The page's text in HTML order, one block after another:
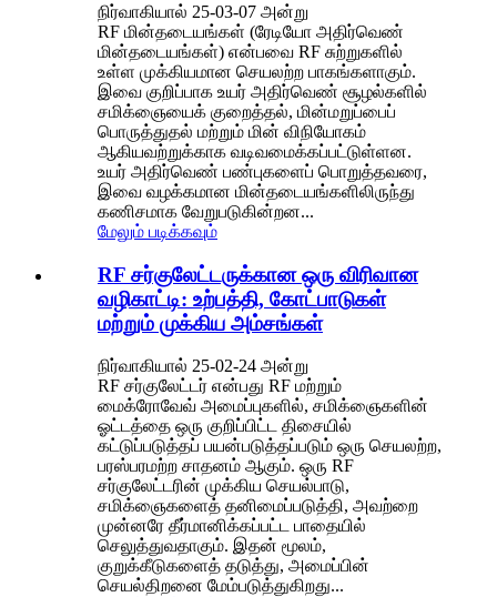
நிர்வாகியால் 25-03-07 அன்று
RF மின்தடையங்கள் (ரேடியோ அதிர்வெண்
மின்தடையங்கள்) என்பவை RF சுற்றுகளில்
உள்ள முக்கியமான செயலற்ற பாகங்களாகும்.
இவை குறிப்பாக உயர் அதிர்வெண் சூழல்களில்
சமிக்ஞையைக் குறைத்தல், மின்மறுப்பைப்
பொருத்துதல் மற்றும் மின் விநியோகம்
ஆகியவற்றுக்காக வடிவமைக்கப்பட்டுள்ளன.
உயர் அதிர்வெண் பண்புகளைப் பொறுத்தவரை,
இவை வழக்கமான மின்தடையங்களிலிருந்து
கணிசமாக வேறுபடுகின்றன...
மேலும் படிக்கவும்
RF சர்குலேட்டருக்கான ஒரு விரிவான
வழிகாட்டி: உற்பத்தி, கோட்பாடுகள்
மற்றும் முக்கிய அம்சங்கள்
நிர்வாகியால் 25-02-24 அன்று
RF சர்குலேட்டர் என்பது RF மற்றும்
மைக்ரோவேவ் அமைப்புகளில், சமிக்ஞைகளின்
ஓட்டத்தை ஒரு குறிப்பிட்ட திசையில்
கட்டுப்படுத்தப் பயன்படுத்தப்படும் ஒரு செயலற்ற,
பரஸ்பரமற்ற சாதனம் ஆகும். ஒரு RF
சர்குலேட்டரின் முக்கிய செயல்பாடு,
சமிக்ஞைகளைத் தனிமைப்படுத்தி, அவற்றை
முன்னரே தீர்மானிக்கப்பட்ட பாதையில்
செலுத்துவதாகும். இதன் மூலம்,
குறுக்கீடுகளைத் தடுத்து, அமைப்பின்
செயல்திறனை மேம்படுத்துகிறது...